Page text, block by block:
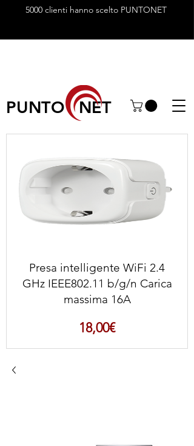
5000 clienti hanno scelto PUNTONET
PUNTO NET
Presa intelligente WiFi 2.4
GHz IEEE802.11 b/g/n Carica
massima 16A
18,00€Prezzo